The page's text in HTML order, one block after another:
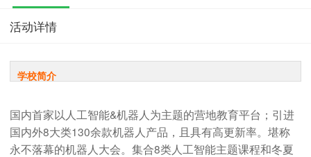
活动详情
学校简介
国内首家以人工智能&机器人为主题的营地教育平台；引进
国内外8大类130余款机器人产品，且具有高更新率。堪称
永不落幕的机器人大会。集合8类人工智能主题课程和冬夏